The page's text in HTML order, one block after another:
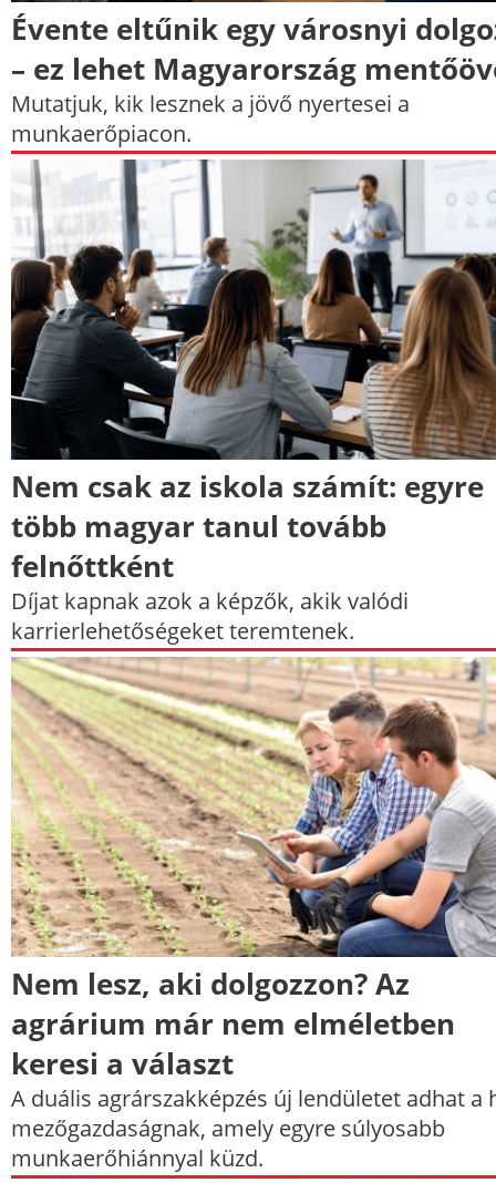
Évente eltűnik egy városnyi
– ez lehet Magyarország
Mutatjuk, kik lesznek a jövő nyertesei a
munkaerőpiacon.
Nem csak az iskola számít: egyre
több magyar tanul tovább
felnőttként
Díjat kapnak azok a képzők, akik valódi
karrierlehetőségeket teremtenek.
Nem lesz, aki dolgozzon? Az
agrárium már nem elméletben
keresi a választ
A duális agrárszakképzés új lendületet adhat a
mezőgazdaságnak, amely egyre súlyosabb
munkaerőhiánnyal küzd.